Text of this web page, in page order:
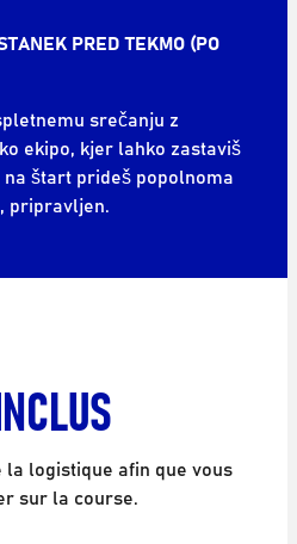
PRED TEKMO (PO
srečanju z
ekipo, kjer lahko zastaviš
štart prideš popolnoma
pripravljen.
la logistique afin que vous
sur la course.